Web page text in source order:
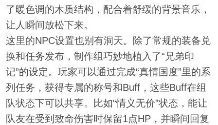
了暖色调的木质结构，配合着舒缓的背景音乐，
让人瞬间放松下来。
这里的NPC设置也别有洞天。除了常规的装备兑
换和任务发布，制作组巧妙地植入了“兄弟印
记”的设定。玩家可以通过完成“真情国度”里的系
列任务，获得专属的称号和Buff，这些Buff在组
队状态下可以共享。比如“情义无价”状态，能让
队友在受到致命伤害时保留1点HP，并瞬间回复